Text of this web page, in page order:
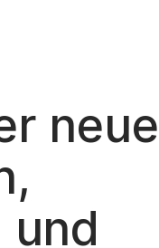
neue
und